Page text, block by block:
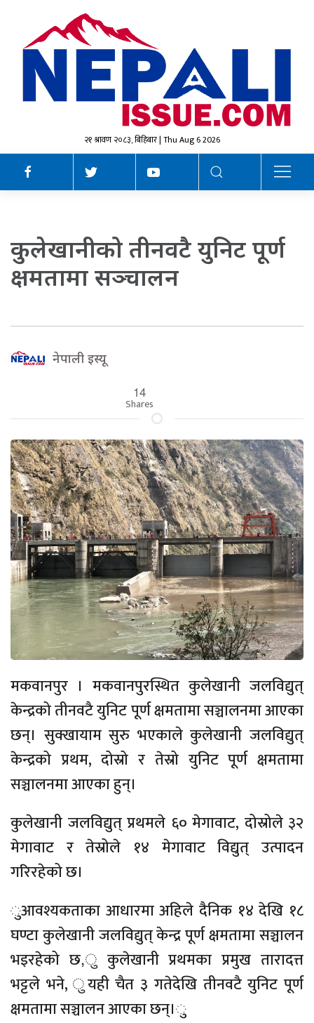
२१ श्रावण २०८३, बिहिबार | Thu Aug 6 2026
कुलेखानीको तीनवटै युनिट पूर्ण
क्षमतामा सञ्चालन
नेपाली इस्यू
14
Shares
मकवानपुर । मकवानपुरस्थित कुलेखानी जलविद्युत्
केन्द्रको तीनवटै युनिट पूर्ण क्षमतामा सञ्चालनमा आएका
छन्। सुक्खायाम सुरु भएकाले कुलेखानी जलविद्युत्
केन्द्रको प्रथम, दोस्रो र तेस्रो युनिट पूर्ण क्षमतामा
सञ्चालनमा आएका हुन्।
कुलेखानी जलविद्युत् प्रथमले ६० मेगावाट, दोस्रोले ३२
मेगावाट र तेस्रोले १४ मेगावाट विद्युत् उत्पादन
गरिरहेको छ।
ुआवश्यकताका आधारमा अहिले दैनिक १४ देखि १८
घण्टा कुलेखानी जलविद्युत् केन्द्र पूर्ण क्षमतामा सञ्चालन
भइरहेको छ,ु कुलेखानी प्रथमका प्रमुख तारादत्त
भट्टले भने, ुयही चैत ३ गतेदेखि तीनवटै युनिट पूर्ण
क्षमतामा सञ्चालन आएका छन्।ु